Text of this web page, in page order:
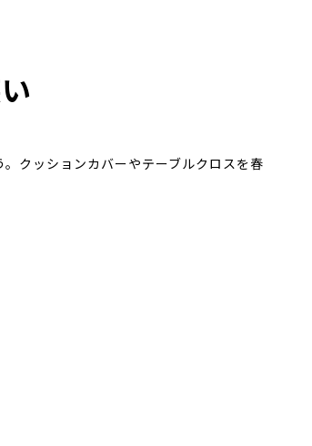
クッションカバーやテーブルクロスを春